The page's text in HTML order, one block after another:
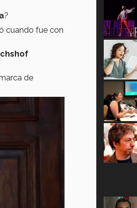
?
cuando fue con
de